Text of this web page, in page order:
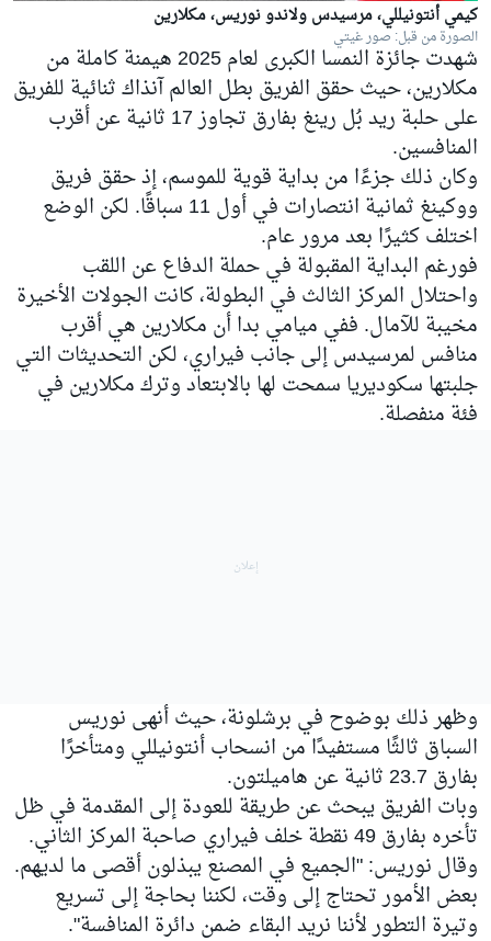
كيمي أنتونيللي، مرسيدس ولاندو نوريس، مكلارين
الصورة من قبل: صور غيتي
شهدت جائزة النمسا الكبرى لعام 2025 هيمنة كاملة من
مكلارين، حيث حقق الفريق بطل العالم آنذاك ثنائية للفريق
على حلبة ريد بُل رينغ بفارق تجاوز 17 ثانية عن أقرب
المنافسين.
وكان ذلك جزءًا من بداية قوية للموسم، إذ حقق فريق
ووكينغ ثمانية انتصارات في أول 11 سباقًا. لكن الوضع
اختلف كثيرًا بعد مرور عام.
فورغم البداية المقبولة في حملة الدفاع عن اللقب
واحتلال المركز الثالث في البطولة، كانت الجولات الأخيرة
مخيبة للآمال. ففي ميامي بدا أن مكلارين هي أقرب
منافس لمرسيدس إلى جانب فيراري، لكن التحديثات التي
جلبتها سكوديريا سمحت لها بالابتعاد وترك مكلارين في
فئة منفصلة.
وظهر ذلك بوضوح في برشلونة، حيث أنهى نوريس
السباق ثالثًا مستفيدًا من انسحاب أنتونيللي ومتأخرًا
بفارق 23.7 ثانية عن هاميلتون.
وبات الفريق يبحث عن طريقة للعودة إلى المقدمة في ظل
تأخره بفارق 49 نقطة خلف فيراري صاحبة المركز الثاني.
وقال نوريس: "الجميع في المصنع يبذلون أقصى ما لديهم.
بعض الأمور تحتاج إلى وقت، لكننا بحاجة إلى تسريع
وتيرة التطور لأننا نريد البقاء ضمن دائرة المنافسة".